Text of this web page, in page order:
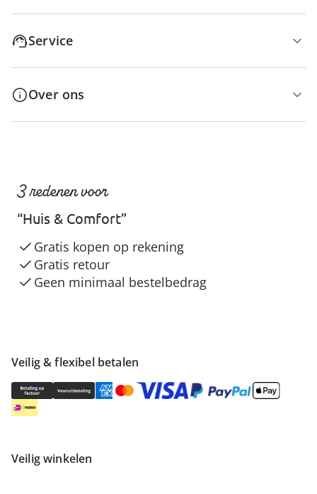
Service
Over ons
Veilig & flexibel betalen
Veilig winkelen
3 redenen voor
“Huis & Comfort”
Gratis kopen op rekening
Gratis retour
Geen minimaal bestelbedrag